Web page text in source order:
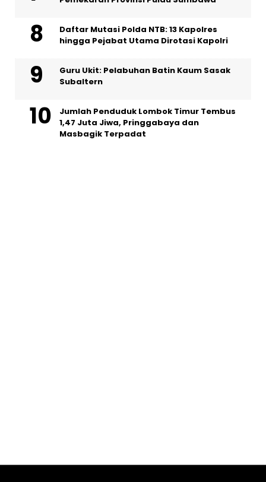
Daftar Mutasi Polda NTB: 13 Kapolres
hingga Pejabat Utama Dirotasi Kapolri
Guru Ukit: Pelabuhan Batin Kaum Sasak
Subaltern
Jumlah Penduduk Lombok Timur Tembus
1,47 Juta Jiwa, Pringgabaya dan
Masbagik Terpadat